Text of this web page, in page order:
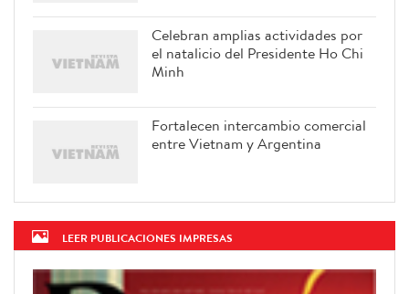
Celebran amplias actividades por
el natalicio del Presidente Ho Chi
Minh
Fortalecen intercambio comercial
entre Vietnam y Argentina
LEER PUBLICACIONES IMPRESAS